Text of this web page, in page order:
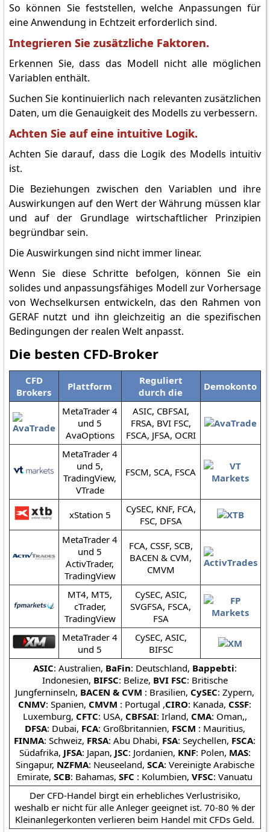
So können Sie feststellen, welche Anpassungen für
eine Anwendung in Echtzeit erforderlich sind.
Integrieren Sie zusätzliche Faktoren.
Erkennen Sie, dass das Modell nicht alle möglichen
Variablen enthält.
Suchen Sie kontinuierlich nach relevanten zusätzlichen
Daten, um die Genauigkeit des Modells zu verbessern.
Achten Sie auf eine intuitive Logik.
Achten Sie darauf, dass die Logik des Modells intuitiv
ist.
Die Beziehungen zwischen den Variablen und ihre
Auswirkungen auf den Wert der Währung müssen klar
und auf der Grundlage wirtschaftlicher Prinzipien
begründbar sein.
Die Auswirkungen sind nicht immer linear.
Wenn Sie diese Schritte befolgen, können Sie ein
solides und anpassungsfähiges Modell zur Vorhersage
von Wechselkursen entwickeln, das den Rahmen von
GERAF nutzt und ihn gleichzeitig an die spezifischen
Bedingungen der realen Welt anpasst.
Die besten CFD-Broker
CFD
Brokers
Plattform
Reguliert
durch die
Demokonto
MetaTrader 4
und 5
AvaOptions
ASIC, CBFSAI,
FRSA, BVI FSC,
FSCA, JFSA, OCRI
MetaTrader 4
und 5,
TradingView,
VTrade
FSCM, SCA, FSCA
xStation 5
CySEC, KNF, FCA,
FSC, DFSA
MetaTrader 4
und 5
ActivTrader,
TradingView
FCA, CSSF, SCB,
BACEN & CVM,
CMVM
MT4, MT5,
cTrader,
TradingView
CySEC, ASIC,
SVGFSA, FSCA,
FSA
MetaTrader 4
und 5
CySEC, ASIC,
BIFSC
ASIC: Australien, BaFin: Deutschland, Bappebti:
Indonesien, BIFSC: Belize, BVI FSC: Britische
Jungferninseln, BACEN & CVM : Brasilien, CySEC: Zypern,
CNMV: Spanien, CMVM : Portugal ,CIRO: Kanada, CSSF:
Luxemburg, CFTC: USA, CBFSAI: Irland, CMA: Oman,,
DFSA: Dubai, FCA: Großbritannien, FSCM : Mauritius,
FINMA: Schweiz, FRSA: Abu Dhabi, FSA: Seychellen, FSCA:
Südafrika, JFSA: Japan, JSC: Jordanien, KNF: Polen, MAS:
Singapur, NZFMA: Neuseeland, SCA: Vereinigte Arabische
Emirate,SCB: Bahamas,SFC : Kolumbien,VFSC: Vanuatu
Der CFD-Handel birgt ein erhebliches Verlustrisiko,
weshalb er nicht für alle Anleger geeignet ist. 70-80 % der
Kleinanlegerkonten verlieren beim Handel mit CFDs Geld.